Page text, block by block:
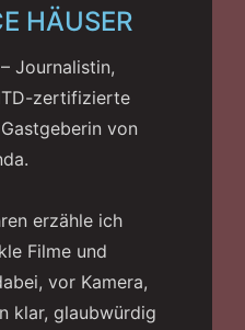
HÄUSER
Journalistin,
zertifizierte
von
erzähle ich
Filme und
vor Kamera,
klar, glaubwürdig